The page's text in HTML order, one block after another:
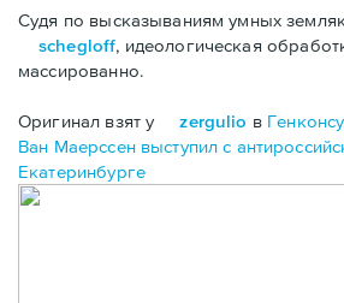
Судя по высказываниям умных
schegloff, идеологическая
массированно.
Оригинал взят у zergulio в
Ван Маерссен выступил с
Екатеринбурге